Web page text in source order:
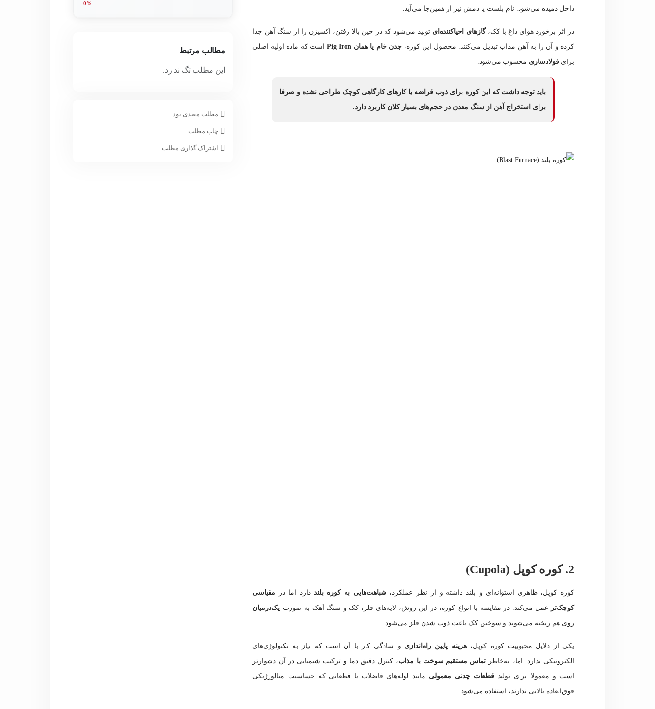
0%
مطالب مرتبط
این مطلب تگ ندارد.
مطلب مفیدی بود
چاپ مطلب
اشتراک گذاری مطلب
داخل دمیده می‌شود. نام بلست یا دمش نیز از همین‌جا می‌آید.
در اثر برخورد هوای داغ با کک،گازهای احیاکننده‌ای تولید می‌شود که در حین بالا رفتن، اکسیژن را از سنگ آهن جدا
کرده و آن را به آهن مذاب تبدیل می‌کنند. محصول این کوره، چدن خام یا همان Pig Iron است که ماده اولیه اصلی
برای فولادسازی محسوب می‌شود.
باید توجه داشت که این کوره برای ذوب قراضه یا کارهای کارگاهی کوچک طراحی نشده و صرفا
برای استخراج آهن از سنگ معدن در حجم‌های بسیار کلان کاربرد دارد.
2. کوره کوپل (Cupola)
کوره کوپل، ظاهری استوانه‌ای و بلند داشته و از نظر عملکرد،شباهت‌هایی به کوره بلنددارد اما در مقیاسی
کوچک‌تر عمل می‌کند. در مقایسه با انواع کوره، در این روش، لایه‌های فلز، کک و سنگ آهک به صورت یک‌درمیان
روی هم ریخته می‌شوند و سوختن کک باعث ذوب شدن فلز می‌شود.
یکی از دلایل محبوبیت کوره کوپل،هزینه پایین راه‌اندازی و سادگی کار با آن است که نیاز به تکنولوژی‌های
الکترونیکی ندارد. اما، به‌خاطر تماس مستقیم سوخت با مذاب، کنترل دقیق دما و ترکیب شیمیایی در آن دشوارتر
است و معمولا برای تولید قطعات چدنی معمولی مانند لوله‌های فاضلاب یا قطعاتی که حساسیت متالورژیکی
فوق‌العاده بالایی ندارند، استفاده می‌شود.